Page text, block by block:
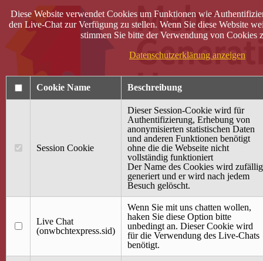
40 Jahre Mütterzentrum
Terminkalender
Gemeinsam aktiv
Gemeinsam unterwegs
wirFAIRändern
Diese Website verwendet Cookies um Funktionen wie
den Live-Chat zur Verfügung zu stellen. Wenn Sie diese Website
stimmen Sie bitte der Verwendung von Cookies
Datenschutzerklärung anzeigen
Cookie Name Beschreibung
Session Cookie
Dieser Session-Cookie wird für
Authentifizierung, Erhebung von
anonymisierten statistischen Daten
und anderen Funktionen benötigt
ohne die die Webseite nicht
vollständig funktioniert
Der Name des Cookies wird zufällig
generiert und er wird nach jedem
Besuch gelöscht.
Live Chat
(onwbchtexpress.sid)
Wenn Sie mit uns chatten wollen,
haken Sie diese Option bitte
unbedingt an. Dieser Cookie wird
für die Verwendung des Live-Chats
benötigt.